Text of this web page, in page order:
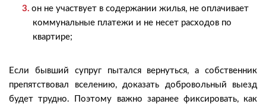
он не участвует в содержании жилья, не оплачивает
коммунальные платежи и не несет расходов по
квартире;
Если бывший супруг пытался вернуться, а собственник
препятствовал вселению, доказать добровольный выезд
будет трудно. Поэтому важно заранее фиксировать, как